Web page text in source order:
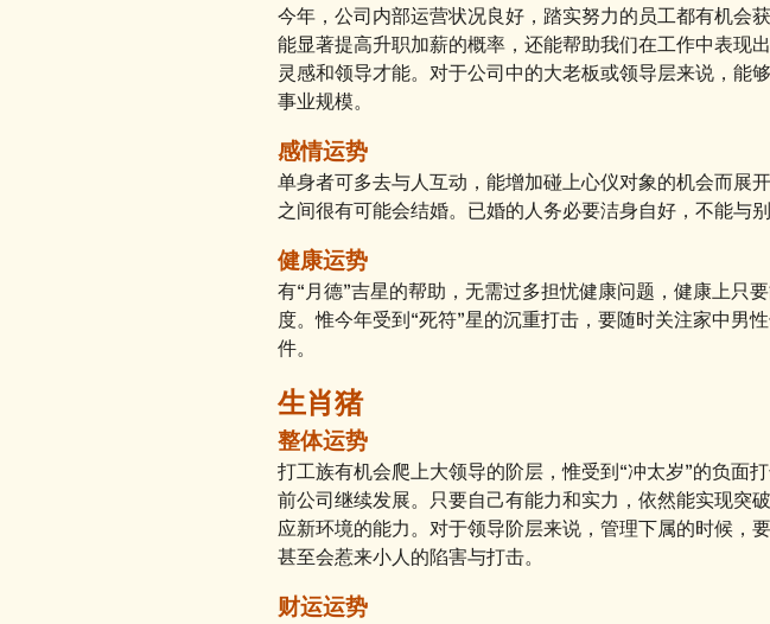
今年，公司内部运营状况良好，踏实努力的员工都有机会
能显著提高升职加薪的概率，还能帮助我们在工作中表现
灵感和领导才能。对于公司中的大老板或领导层来说，能
事业规模。
感情运势
单身者可多去与人互动，能增加碰上心仪对象的机会而展
之间很有可能会结婚。已婚的人务必要洁身自好，不能与
健康运势
有“月德”吉星的帮助，无需过多担忧健康问题，健康上只
度。惟今年受到“死符”星的沉重打击，要随时关注家中男
件。
生肖猪
整体运势
打工族有机会爬上大领导的阶层，惟受到“冲太岁”的负面
前公司继续发展。只要自己有能力和实力，依然能实现突
应新环境的能力。对于领导阶层来说，管理下属的时候，
甚至会惹来小人的陷害与打击。
财运运势